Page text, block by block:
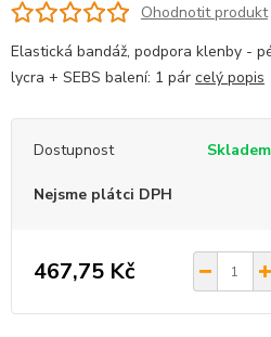
Ohodnotit produkt
Elastická bandáž, podpora klenby -
lycra + SEBS balení: 1 pár celý popis
Dostupnost Skladem
Nejsme plátci DPH
467,75 Kč